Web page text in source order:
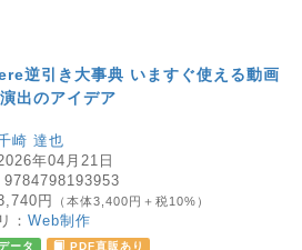
逆引き大事典 いますぐ使える動画
出のアイデア
崎 達也
年04月21日
9784798193953
円 （本体3,400円＋税10%）
： Web制作
ータ PDF直販あり